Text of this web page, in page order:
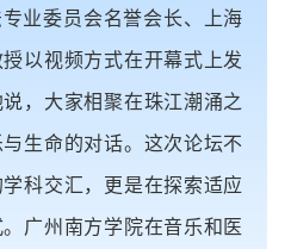
业委员会名誉会长、上海
授以视频方式在开幕式上发
，大家相聚在珠江潮涌之
生命的对话。这次论坛不
科交汇，更是在探索适应
广州南方学院在音乐和医